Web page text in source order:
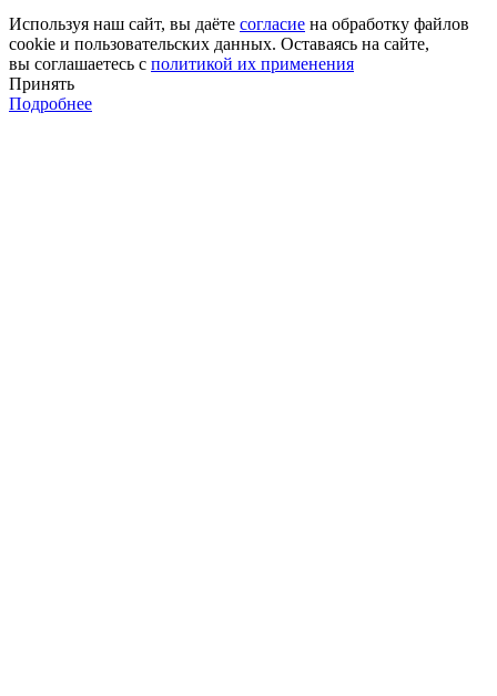
Используя наш сайт, вы даёте согласие на обработку файлов
cookie и пользовательских данных. Оставаясь на сайте,
вы соглашаетесь с политикой их применения
Принять
Подробнее